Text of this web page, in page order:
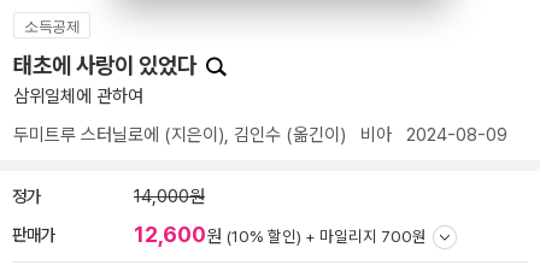
소득공제
태초에 사랑이 있었다
삼위일체에 관하여
두미트루 스터닐로에 (지은이), 김인수 (옮긴이) 비아 2024-08-09
정가 14,000원
판매가 12,600원 (10% 할인) + 마일리지 700원